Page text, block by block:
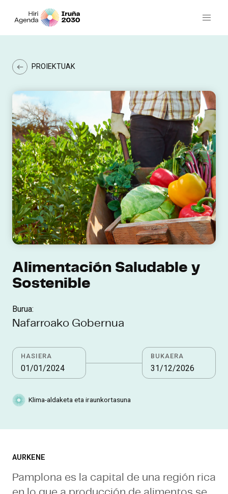
PROIEKTUAK
Alimentación Saludable y
Sostenible
Burua:
Nafarroako Gobernua
HASIERA
01/01/2024
BUKAERA
31/12/2026
Klima-aldaketa eta iraunkortasuna
AURKENE
Pamplona es la capital de una región rica